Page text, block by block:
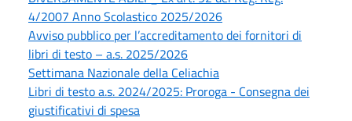
4/2007 Anno Scolastico 2025/2026
Avviso pubblico per l’accreditamento dei fornitori di
libri di testo – a.s. 2025/2026
Settimana Nazionale della Celiachia
Libri di testo a.s. 2024/2025: Proroga - Consegna dei
giustificativi di spesa